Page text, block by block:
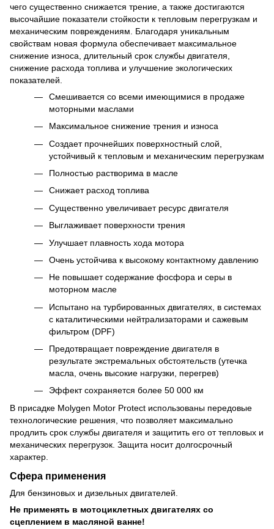
чего существенно снижается трение, а также достигаются
высочайшие показатели стойкости к тепловым перегрузкам и
механическим повреждениям. Благодаря уникальным
свойствам новая формула обеспечивает максимальное
снижение износа, длительный срок службы двигателя,
снижение расхода топлива и улучшение экологических
показателей.
Смешивается со всеми имеющимися в продаже
моторными маслами
Максимальное снижение трения и износа
Создает прочнейших поверхностный слой,
устойчивый к тепловым и механическим перегрузкам
Полностью растворима в масле
Снижает расход топлива
Существенно увеличивает ресурс двигателя
Выглаживает поверхности трения
Улучшает плавность хода мотора
Очень устойчива к высокому контактному давлению
Не повышает содержание фосфора и серы в
моторном масле
Испытано на турбированных двигателях, в системах
с каталитическими нейтрализаторами и сажевым
фильтром (DPF)
Предотвращает повреждение двигателя в
результате экстремальных обстоятельств (утечка
масла, очень высокие нагрузки, перегрев)
Эффект сохраняется более 50 000 км
В присадке Molygen Motor Protect использованы передовые
технологические решения, что позволяет максимально
продлить срок службы двигателя и защитить его от тепловых и
механических перегрузок. Защита носит долгосрочный
характер.
Сфера применения
Для бензиновых и дизельных двигателей.
Не применять в мотоциклетных двигателях со
сцеплением в масляной ванне!